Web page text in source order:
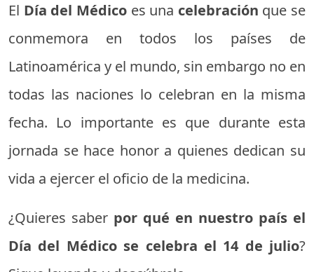
El Día del Médicoes una celebración que se
conmemora en todos los países de
Latinoamérica y el mundo, sin embargo no en
todas las naciones lo celebran en la misma
fecha. Lo importante es que durante esta
jornada se hace honor a quienes dedican su
vida a ejercer el oficio de la medicina.
¿Quieres saber por qué en nuestro país el
Día del Médico se celebra el 14 de julio?